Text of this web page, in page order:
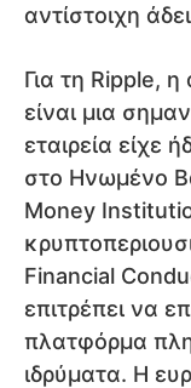
αντίστοιχη
Για τη Ripple,
είναι μια
εταιρεία είχε
στο Ηνωμένο
Money
Financial
επιτρέπει να
πλατφόρμα
ιδρύματα. Η